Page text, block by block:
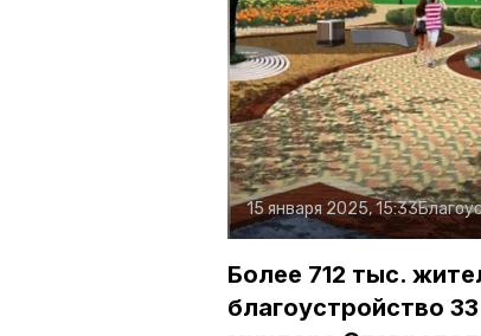
15 января 2025, 15:33
Более 712 тыс.
благоустройство